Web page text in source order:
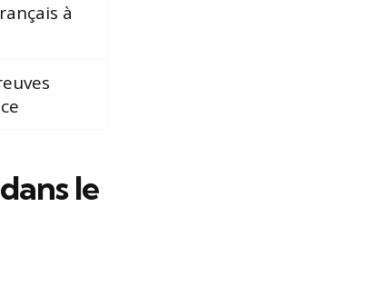
à
le